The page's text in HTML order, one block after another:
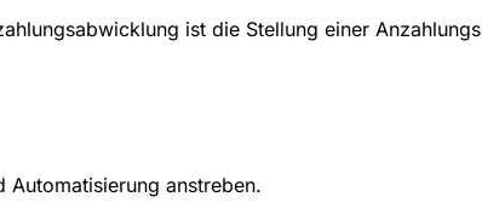
ist die Stellung einer
Automatisierung anstreben.